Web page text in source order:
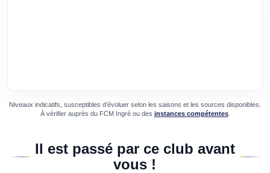
Niveaux indicatifs, susceptibles d’évoluer selon les saisons et les sources disponibles.
À vérifier auprès du FCM Ingréou des instances compétentes.
Il est passé par ce club avant
vous !